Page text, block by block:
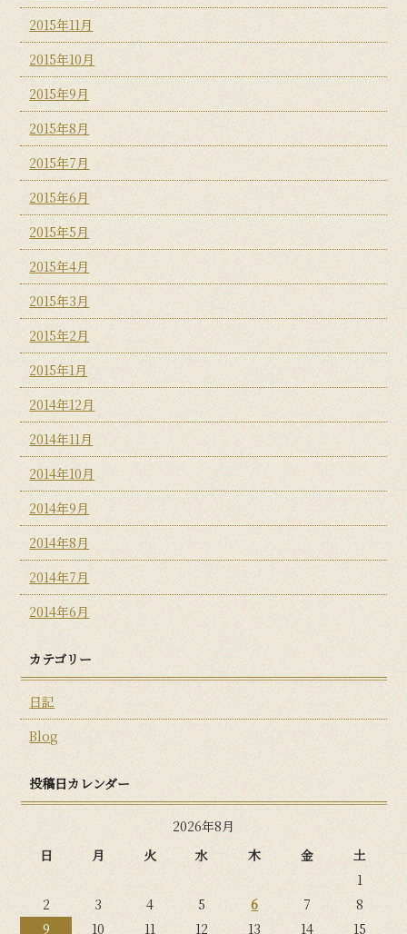
2015年11月
2015年10月
2015年9月
2015年8月
2015年7月
2015年6月
2015年5月
2015年4月
2015年3月
2015年2月
2015年1月
2014年12月
2014年11月
2014年10月
2014年9月
2014年8月
2014年7月
2014年6月
カテゴリー
日記
Blog
投稿日カレンダー
2026年8月
日
月 火 水 木 金
土
1
2
3 4 5 6 7
8
9
10 11 12 13 14 15